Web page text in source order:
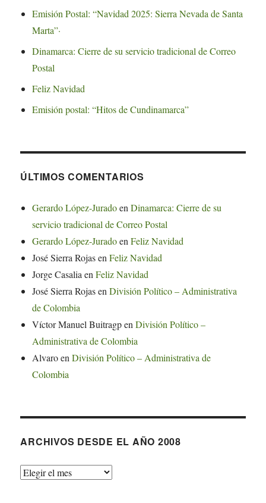
Emisión Postal: “Navidad 2025: Sierra Nevada de Santa
Marta”·
Dinamarca: Cierre de su servicio tradicional de Correo
Postal
Feliz Navidad
Emisión postal: “Hitos de Cundinamarca”
ÚLTIMOS COMENTARIOS
Gerardo López-JuradoenDinamarca: Cierre de su
servicio tradicional de Correo Postal
Gerardo López-JuradoenFeliz Navidad
José Sierra RojasenFeliz Navidad
Jorge Casalia enFeliz Navidad
José Sierra RojasenDivisión Político – Administrativa
de Colombia
Víctor Manuel BuitragpenDivisión Político –
Administrativa de Colombia
AlvaroenDivisión Político – Administrativa de
Colombia
ARCHIVOS DESDE EL AÑO 2008
Archivos